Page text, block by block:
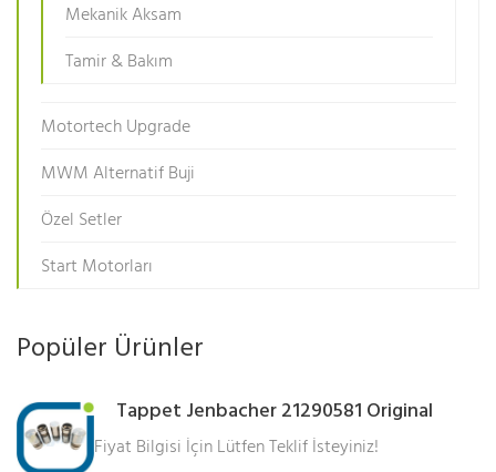
Mekanik Aksam
Tamir & Bakım
Motortech Upgrade
MWM Alternatif Buji
Özel Setler
Start Motorları
Popüler Ürünler
Tappet Jenbacher 21290581 Original
Fiyat Bilgisi İçin Lütfen Teklif İsteyiniz!